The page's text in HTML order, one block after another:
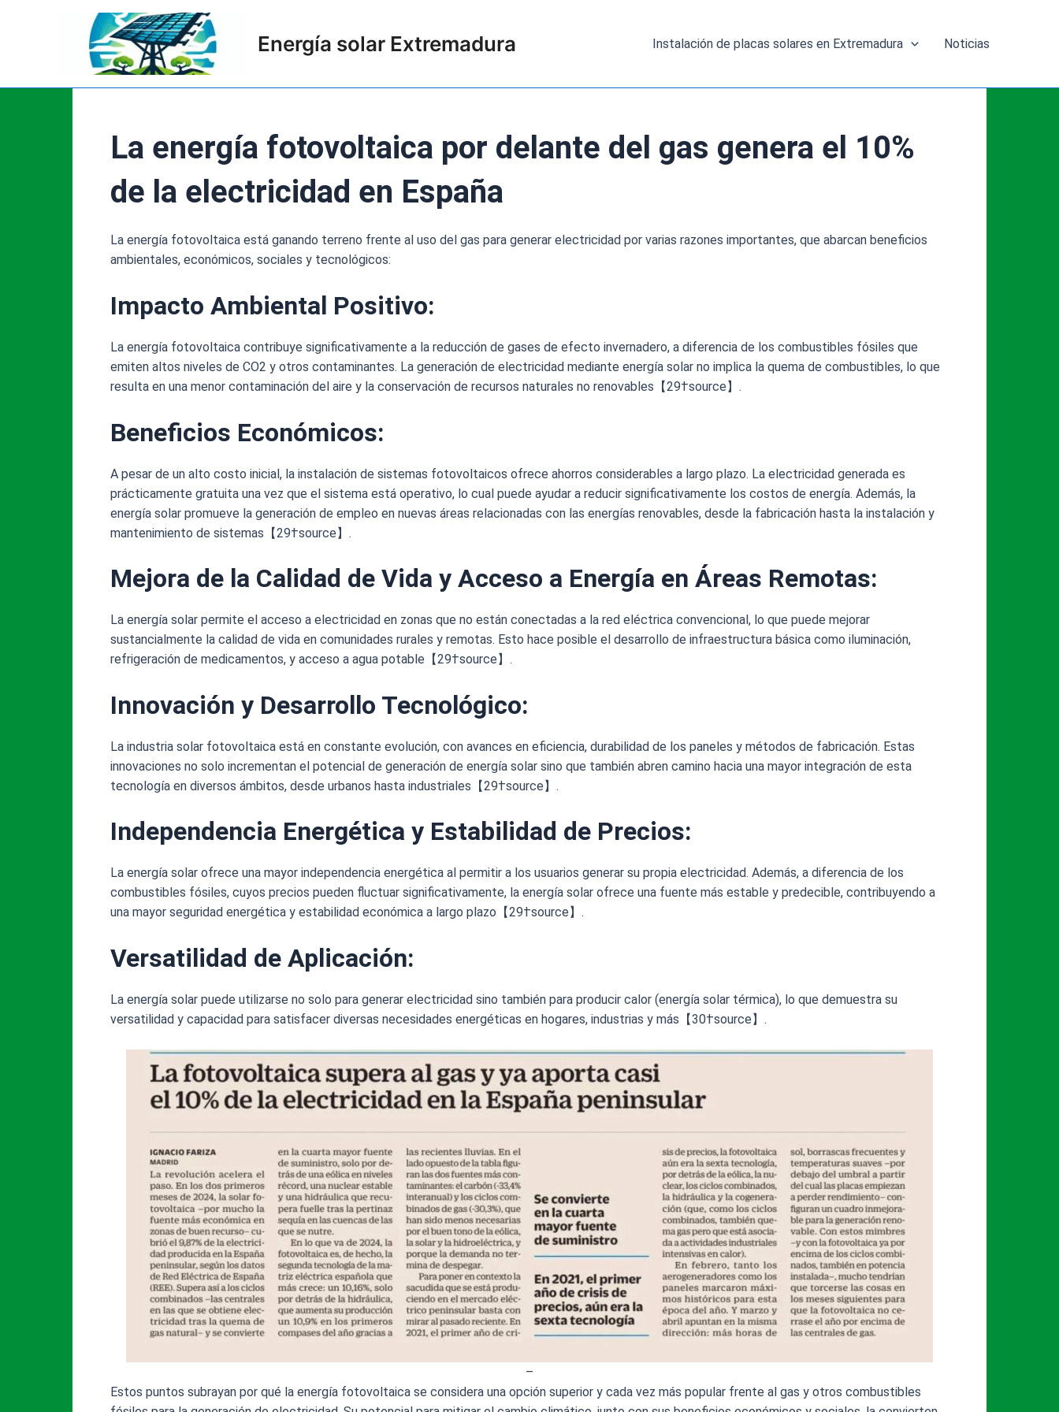
Energía solar Extremadura Instalación de placas solares en Extremadura Noticias
La energía fotovoltaica por delante del gas genera el 10%
de la electricidad en España
La energía fotovoltaica está ganando terreno frente al uso del gas para generar electricidad por varias razones importantes, que abarcan beneficios
ambientales, económicos, sociales y tecnológicos:
Impacto Ambiental Positivo:
La energía fotovoltaica contribuye significativamente a la reducción de gases de efecto invernadero, a diferencia de los combustibles fósiles que
emiten altos niveles de CO2 y otros contaminantes. La generación de electricidad mediante energía solar no implica la quema de combustibles, lo que
resulta en una menor contaminación del aire y la conservación de recursos naturales no renovables【29†source】.
Beneficios Económicos:
A pesar de un alto costo inicial, la instalación de sistemas fotovoltaicos ofrece ahorros considerables a largo plazo. La electricidad generada es
prácticamente gratuita una vez que el sistema está operativo, lo cual puede ayudar a reducir significativamente los costos de energía. Además, la
energía solar promueve la generación de empleo en nuevas áreas relacionadas con las energías renovables, desde la fabricación hasta la instalación y
mantenimiento de sistemas【29†source】.
Mejora de la Calidad de Vida y Acceso a Energía en Áreas Remotas:
La energía solar permite el acceso a electricidad en zonas que no están conectadas a la red eléctrica convencional, lo que puede mejorar
sustancialmente la calidad de vida en comunidades rurales y remotas. Esto hace posible el desarrollo de infraestructura básica como iluminación,
refrigeración de medicamentos, y acceso a agua potable【29†source】.
Innovación y Desarrollo Tecnológico:
La industria solar fotovoltaica está en constante evolución, con avances en eficiencia, durabilidad de los paneles y métodos de fabricación. Estas
innovaciones no solo incrementan el potencial de generación de energía solar sino que también abren camino hacia una mayor integración de esta
tecnología en diversos ámbitos, desde urbanos hasta industriales【29†source】.
Independencia Energética y Estabilidad de Precios:
La energía solar ofrece una mayor independencia energética al permitir a los usuarios generar su propia electricidad. Además, a diferencia de los
combustibles fósiles, cuyos precios pueden fluctuar significativamente, la energía solar ofrece una fuente más estable y predecible, contribuyendo a
una mayor seguridad energética y estabilidad económica a largo plazo【29†source】.
Versatilidad de Aplicación:
La energía solar puede utilizarse no solo para generar electricidad sino también para producir calor (energía solar térmica), lo que demuestra su
versatilidad y capacidad para satisfacer diversas necesidades energéticas en hogares, industrias y más【30†source】.
–
Estos puntos subrayan por qué la energía fotovoltaica se considera una opción superior y cada vez más popular frente al gas y otros combustibles